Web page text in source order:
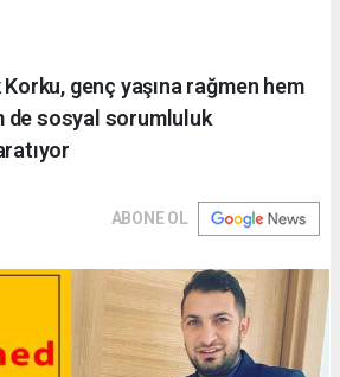
genç yaşına rağmen hem
de sosyal sorumluluk
ABONE OL